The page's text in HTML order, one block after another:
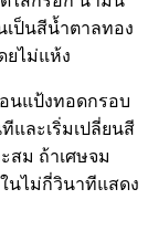
เป็นสีน้ำตาลทอง
ยไม่แห้ง
นแป้งทอดกรอบ
และเริ่มเปลี่ยนสี
สม ถ้าเศษจม
นไม่กี่วินาทีแสดง